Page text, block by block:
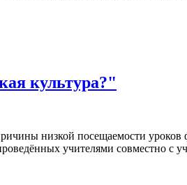
культура?"
низкой посещаемости
учителями совместно с